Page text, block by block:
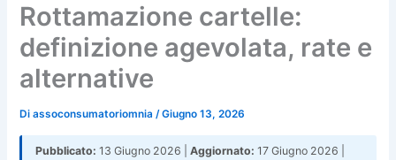
Rottamazione cartelle:
definizione agevolata, rate e
alternative
Diassoconsumatoriomnia/Giugno 13, 2026
Pubblicato: 13 Giugno 2026 |Aggiornato: 17 Giugno 2026 |